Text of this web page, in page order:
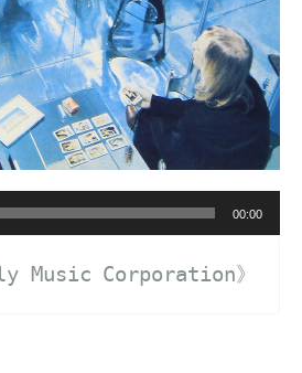
00:00
Music Corporation》